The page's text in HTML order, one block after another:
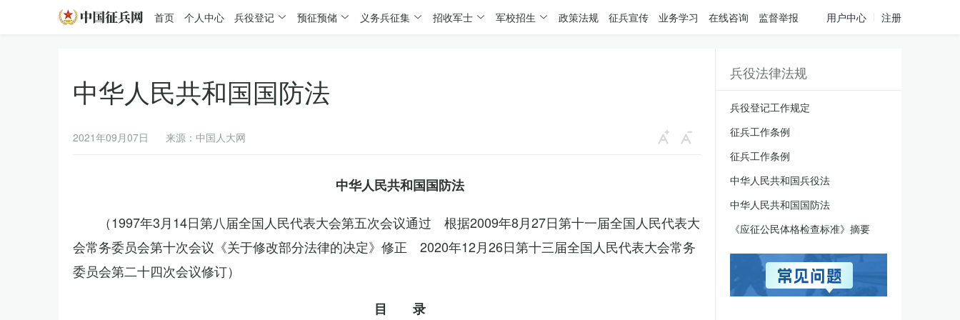
首页 个人中心 兵役登记 预征预储 义务兵征集 招收军士 军校招生 政策法规 征兵宣传 业务学习 在线咨询 监督举报 用户中心 注册
中华人民共和国国防法
2021年09月07日 来源：中国人大网
中华人民共和国国防法
（1997年3月14日第八届全国人民代表大会第五次会议通过 根据2009年8月27日第十一届全国人民代表大
会常务委员会第十次会议《关于修改部分法律的决定》修正 2020年12月26日第十三届全国人民代表大会常务
委员会第二十四次会议修订）
目 录
兵役法律法规
兵役登记工作规定
征兵工作条例
征兵工作条例
中华人民共和国兵役法
中华人民共和国国防法
《应征公民体格检查标准》摘要